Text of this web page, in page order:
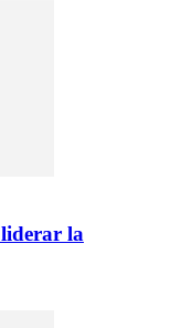
liderar la